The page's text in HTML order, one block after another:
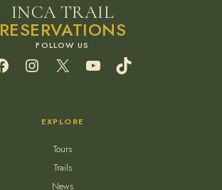
INCA TRAIL
RESERVATIONS
Facebook
Instagram
X YouTube
EXPLORE
Tours
Trails
News